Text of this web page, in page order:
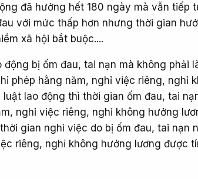
đã hưởng hết 180 ngày mà vẫn tiếp
với mức thấp hơn nhưng thời gian
xã hội bắt buộc....
động bị ốm đau, tai nạn mà không phải
phép hằng năm, nghỉ việc riêng, nghỉ
lao động thì thời gian ốm đau, tai
nghỉ việc riêng, nghỉ không hưởng
gian nghỉ việc do bị ốm đau, tai nạn
riêng, nghỉ không hưởng lương được